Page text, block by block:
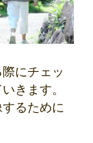
にチェッ
きます。
るために